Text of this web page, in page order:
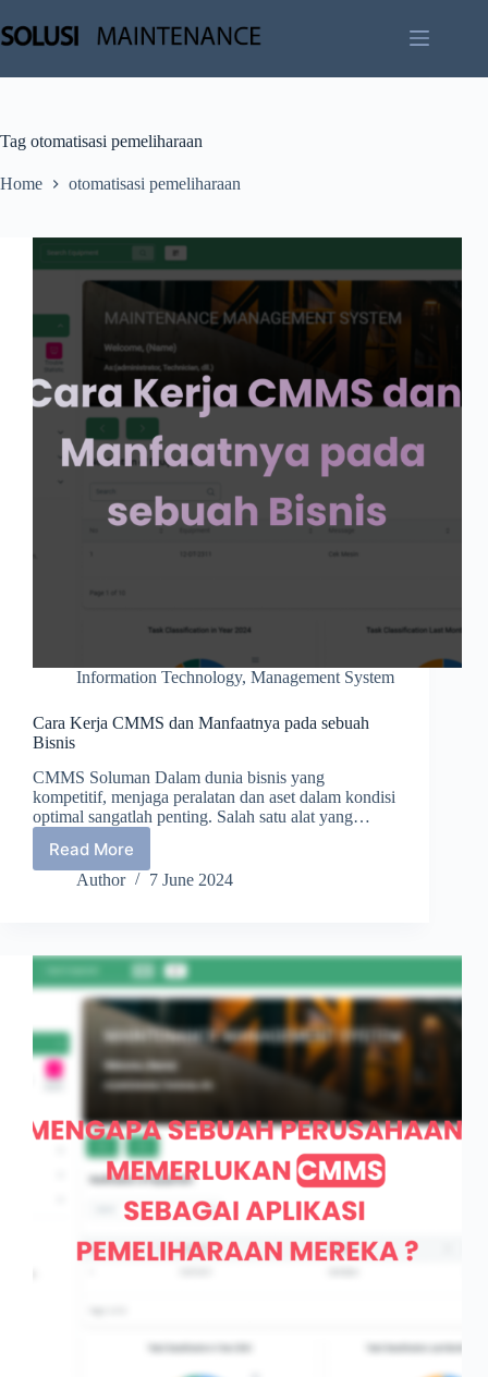
to
content
Tag otomatisasi pemeliharaan
Home otomatisasi pemeliharaan
Information Technology, Management System
Cara Kerja CMMS dan Manfaatnya pada sebuah
Bisnis
CMMS Soluman Dalam dunia bisnis yang
kompetitif, menjaga peralatan dan aset dalam kondisi
optimal sangatlah penting. Salah satu alat yang…
Read More
Cara
Kerja
pada
sebuah
Bisnis
Author 7 June 2024